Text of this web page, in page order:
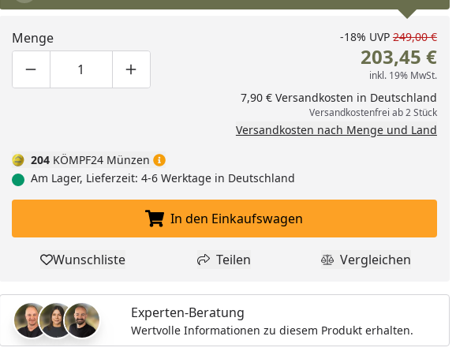
anzeigen
hinzufügen
Menge
Produktmenge um eins verringern
Produktmenge manuell eingeben
Produktmenge um eins erhöhen
-18% UVP 249,00 €
203,45 €
inkl. 19% MwSt.
7,90 € Versandkosten in Deutschland
Versandkostenfrei ab 2 Stück
Versandkosten nach Menge und Land
204 KÖMPF24 Münzen
Am Lager, Lieferzeit: 4-6 Werktage in Deutschland
In den Einkaufswagen legen
In den Einkaufswagen
Produkt zur Wunschliste hinzufügen
Wunschliste Teilen
Teilen Produkt
Vergleichen
Experten-Beratung
Wertvolle Informationen zu diesem Produkt erhalten.